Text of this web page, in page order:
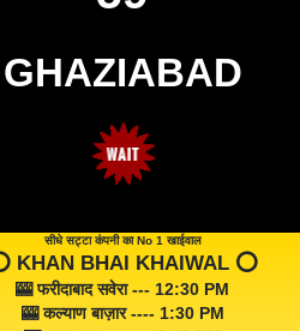
GHAZIABAD
सीधे सट्टा कंपनी का No 1 खाईवाल
KHAN BHAI KHAIWAL ⭕️
🎰 फरीदाबाद सवेरा --- 12:30 PM
🎰 कल्याण बाज़ार ---- 1:30 PM